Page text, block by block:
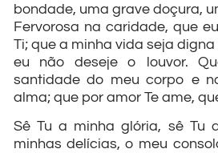
bondade, uma grave doçura,
Fervorosa na caridade, que
Ti; que a minha vida seja
eu não deseje o louvor.
santidade do meu corpo e
alma; que por amor Te ame,
Sê Tu a minha glória, sê Tu
minhas delícias, o meu